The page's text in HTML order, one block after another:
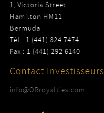
1, Victoria Street
Hamilton HM11
Bermuda
Tél : 1 (441) 824 7474
Fax : 1 (441) 292 6140
Contact Investisseurs
info@ORroyalties.com